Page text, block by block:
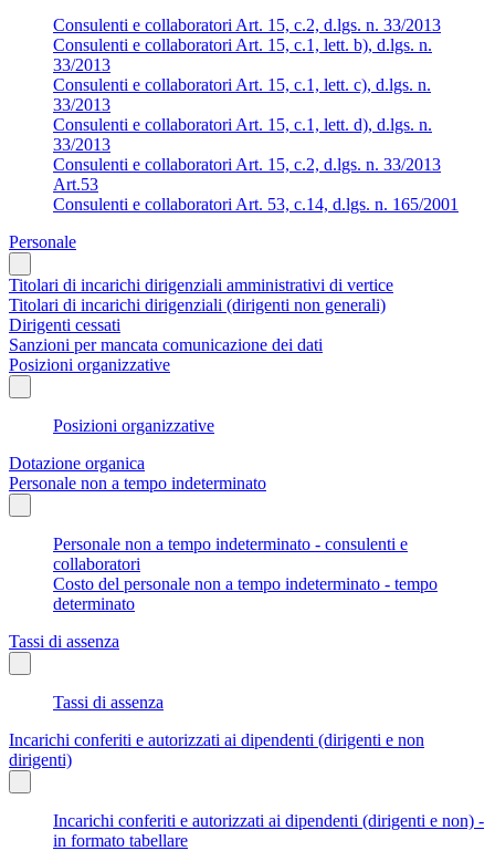
Consulenti e collaboratori Art. 15, c.2, d.lgs. n. 33/2013
Consulenti e collaboratori Art. 15, c.1, lett. b), d.lgs. n.
33/2013
Consulenti e collaboratori Art. 15, c.1, lett. c), d.lgs. n.
33/2013
Consulenti e collaboratori Art. 15, c.1, lett. d), d.lgs. n.
33/2013
Consulenti e collaboratori Art. 15, c.2, d.lgs. n. 33/2013
Art.53
Consulenti e collaboratori Art. 53, c.14, d.lgs. n. 165/2001
Personale
Titolari di incarichi dirigenziali amministrativi di vertice
Titolari di incarichi dirigenziali (dirigenti non generali)
Dirigenti cessati
Sanzioni per mancata comunicazione dei dati
Posizioni organizzative
Posizioni organizzative
Dotazione organica
Personale non a tempo indeterminato
Personale non a tempo indeterminato - consulenti e
collaboratori
Costo del personale non a tempo indeterminato - tempo
determinato
Tassi di assenza
Tassi di assenza
Incarichi conferiti e autorizzati ai dipendenti (dirigenti e non
dirigenti)
Incarichi conferiti e autorizzati ai dipendenti (dirigenti e non) -
in formato tabellare